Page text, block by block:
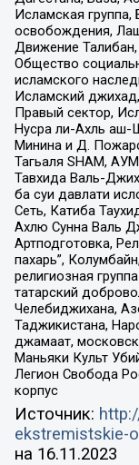
Исламская
освобождения,
Движение Талибан,
Общество
исламского
Исламский
Правый сектор,
Нусра ли-Ахль аш-
Минина и Д.
Тагьаля SHAM,
Тавхида Валь-
ба суи давлати
Сеть, Катиба
Ахлю Сунна Валь
Артподготовка,
пахарь”,
религиозная
татарский
Челебиджихана,
Таджикистана,
джамаат,
Маньяки Культ
Легион Свобода
корпус
Источник:
ekstremistskie-
на 16.11.2023